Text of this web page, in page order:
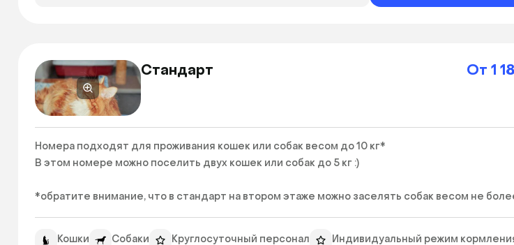
Стандарт От 1
Номера подходят для проживания кошек или собак весом до 10 кг*
В этом номере можно поселить двух кошек или собак до 5 кг :)
*обратите внимание, что в стандарт на втором этаже можно заселять собак весом не
Кошки Собаки Круглосуточный персонал Индивидуальный режим